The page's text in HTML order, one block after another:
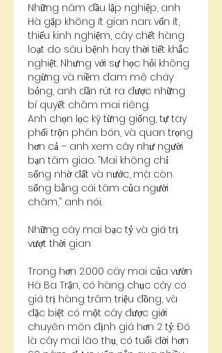
Những năm đầu lập nghiệp, anh
Hà gặp không ít gian nan: vốn ít,
thiếu kinh nghiệm, cây chết hàng
loạt do sâu bệnh hay thời tiết khắc
nghiệt. Nhưng với sự học hỏi không
ngừng và niềm đam mê cháy
bỏng, anh dần rút ra được những
bí quyết chăm mai riêng.
Anh chọn lọc kỹ từng giống, tự tay
phối trộn phân bón, và quan trọng
hơn cả – anh xem cây như người
bạn tâm giao. “Mai không chỉ
sống nhờ đất và nước, mà còn
sống bằng cái tâm của người
chăm,” anh nói.
Những cây mai bạc tỷ và giá trị
vượt thời gian
Trong hơn 2.000 cây mai của vườn
Hà Ba Trận, có hàng chục cây có
giá trị hàng trăm triệu đồng, và
đặc biệt có một cây được giới
chuyên môn định giá hơn 2 tỷ. Đó
là cây mai lão thụ, có tuổi đời hơn